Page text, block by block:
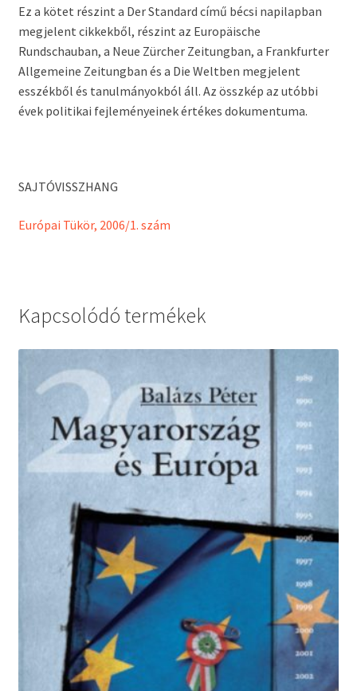
Ez a kötet részint a Der Standard című bécsi napilapban
megjelent cikkekből, részint az Europäische
Rundschauban, a Neue Zürcher Zeitungban, a Frankfurter
Allgemeine Zeitungban és a Die Weltben megjelent
esszékből és tanulmányokból áll. Az összkép az utóbbi
évek politikai fejleményeinek értékes dokumentuma.
SAJTÓVISSZHANG
Európai Tükör, 2006/1. szám
Kapcsolódó termékek